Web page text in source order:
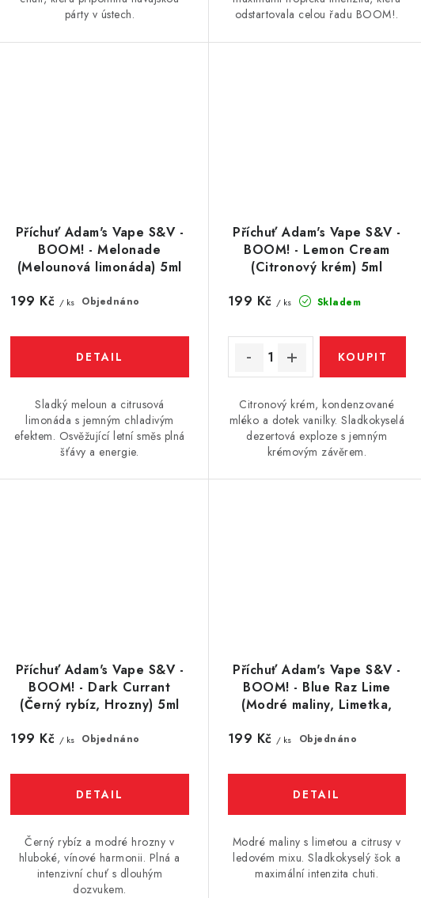
párty v ústech.
odstartovala celou řadu BOOM!.
Příchuť Adam's Vape S&V -
BOOM! - Melonade
(Melounová limonáda) 5ml
Objednáno
199 Kč / ks
Sladký meloun a citrusová
limonáda s jemným chladivým
efektem. Osvěžující letní směs plná
šťávy a energie.
Příchuť Adam's Vape S&V -
BOOM! - Lemon Cream
(Citronový krém) 5ml
Skladem
199 Kč / ks
Citronový krém, kondenzované
mléko a dotek vanilky. Sladkokyselá
dezertová exploze s jemným
krémovým závěrem.
Příchuť Adam's Vape S&V -
BOOM! - Dark Currant
(Černý rybíz, Hrozny) 5ml
Objednáno
199 Kč / ks
Černý rybíz a modré hrozny v
hluboké, vínové harmonii. Plná a
intenzivní chuť s dlouhým
dozvukem.
Příchuť Adam's Vape S&V -
BOOM! - Blue Raz Lime
(Modré maliny, Limetka,
Objednáno
199 Kč / ks
Modré maliny s limetou a citrusy v
ledovém mixu. Sladkokyselý šok a
maximální intenzita chuti.